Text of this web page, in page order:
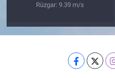
Rüzgar: 9.39 m/s